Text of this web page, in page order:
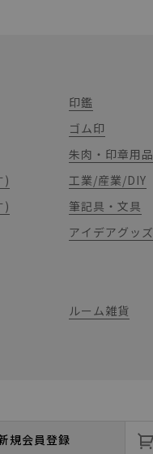
)
)
印鑑
ゴム印
朱肉・印章用品
工業/産業/DIY
筆記具・文具
アイデアグッズ
ルーム雑貨
規会員登録